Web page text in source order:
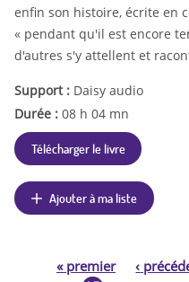
enfin son histoire, écrite en
« pendant qu'il est encore
d'autres s'y attellent et
Support : Daisy audio
Durée : 08 h 04 mn
Télécharger le livre
Ajouter à ma liste
«premier ‹